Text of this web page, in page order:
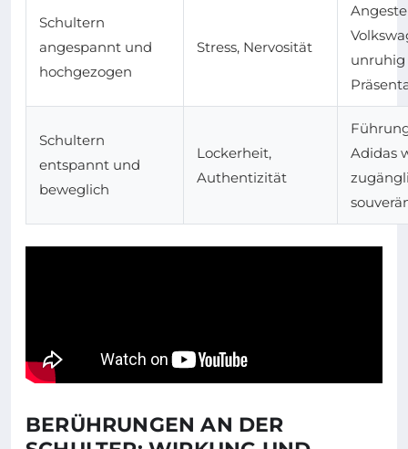
Schultern
angespannt und
hochgezogen
Stress, Nervosität
unruhig
Schultern
entspannt und
beweglich
Lockerheit,
Authentizität
Adidas
BERÜHRUNGEN AN DER